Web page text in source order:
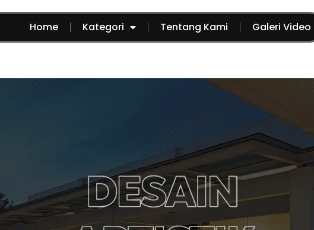
Home Kategori Tentang Kami Galeri Video